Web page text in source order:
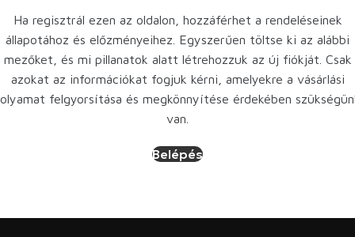
Ha regisztrál ezen az oldalon, hozzáférhet a rendeléseinek
állapotához és előzményeihez. Egyszerűen töltse ki az alábbi
mezőket, és mi pillanatok alatt létrehozzuk az új fiókját. Csak
azokat az információkat fogjuk kérni, amelyekre a vásárlási
felgyorsítása és megkönnyítése érdekében
van.
Belépés